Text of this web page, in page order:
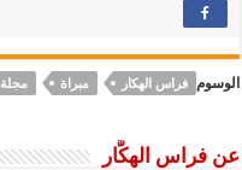
الوسوم فراس الهكار مبراة
عن فراس الهكَّار